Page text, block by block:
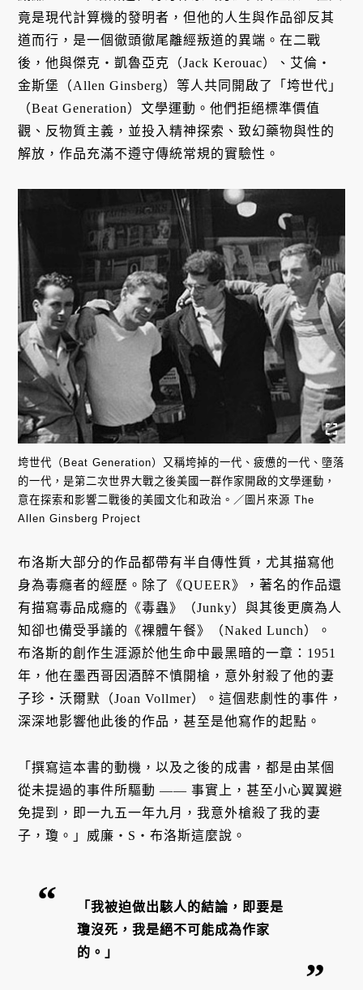
竟是現代計算機的發明者，但他的人生與作品卻反其
道而行，是一個徹頭徹尾離經叛道的異端。在二戰
後，他與傑克・凱魯亞克（Jack Kerouac）、艾倫・
金斯堡（Allen Ginsberg）等人共同開啟了「垮世代」
（Beat Generation）文學運動。他們拒絕標準價值
觀、反物質主義，並投入精神探索、致幻藥物與性的
解放，作品充滿不遵守傳統常規的實驗性。
垮世代（Beat Generation）又稱垮掉的一代、疲憊的一代、墮落
的一代，是第二次世界大戰之後美國一群作家開啟的文學運動，
意在探索和影響二戰後的美國文化和政治。／圖片來源 The
Allen Ginsberg Project
布洛斯大部分的作品都帶有半自傳性質，尤其描寫他
身為毒癮者的經歷。除了《QUEER》，著名的作品還
有描寫毒品成癮的《毒蟲》（Junky）與其後更廣為人
知卻也備受爭議的《裸體午餐》（Naked Lunch）。
布洛斯的創作生涯源於他生命中最黑暗的一章：1951
年，他在墨西哥因酒醉不慎開槍，意外射殺了他的妻
子珍・沃爾默（Joan Vollmer）。這個悲劇性的事件，
深深地影響他此後的作品，甚至是他寫作的起點。
「撰寫這本書的動機，以及之後的成書，都是由某個
從未提過的事件所驅動 —— 事實上，甚至小心翼翼避
免提到，即一九五一年九月，我意外槍殺了我的妻
子，瓊。」威廉・S・布洛斯這麼說。
「我被迫做出駭人的結論，即要是
瓊沒死，我是絕不可能成為作家
的。」